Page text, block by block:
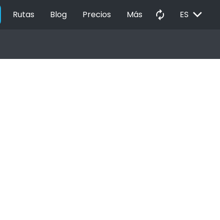
Rutas Blog Precios Más autorenew ES EXPAND_MORE